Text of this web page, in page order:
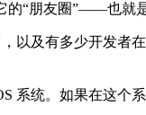
的“朋友圈”——也就
以及有多少开发者
系统。如果在这